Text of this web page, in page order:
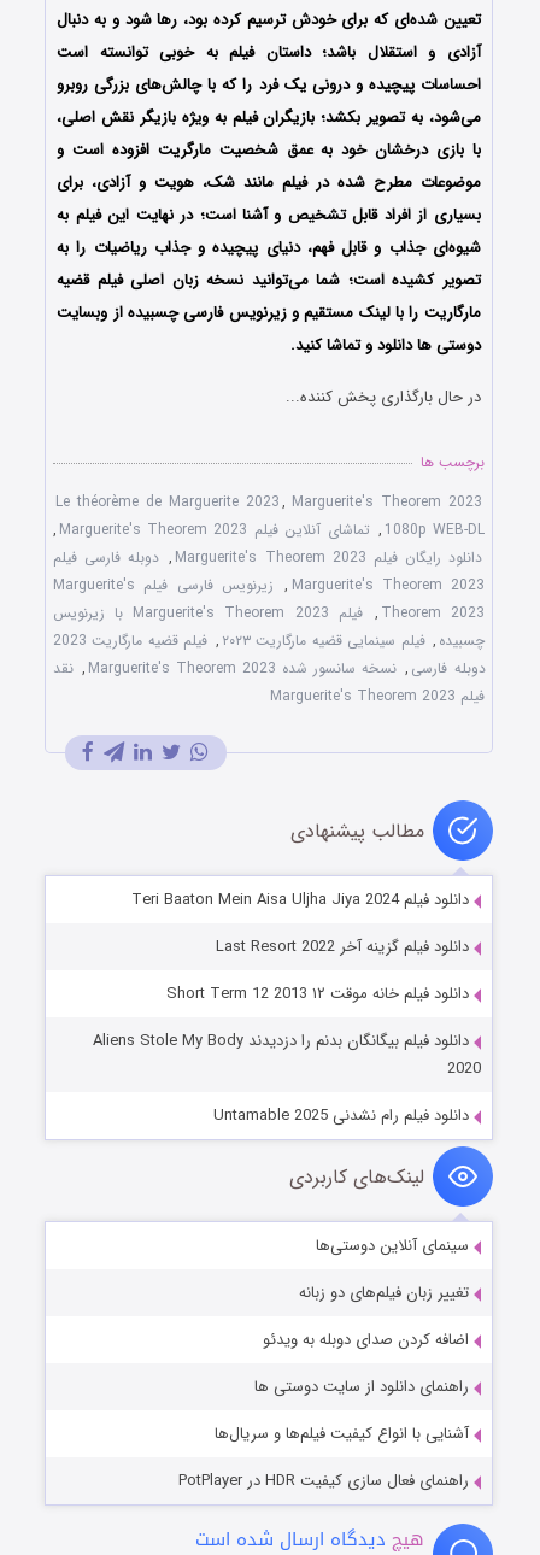
تعیین شده‌ای که برای خودش ترسیم کرده بود، رها شود و به دنبال
آزادی و استقلال باشد؛ داستان فیلم به خوبی توانسته است
احساسات پیچیده و درونی یک فرد را که با چالش‌های بزرگی روبرو
می‌شود، به تصویر بکشد؛ بازیگران فیلم به ویژه بازیگر نقش اصلی،
با بازی درخشان خود به عمق شخصیت مارگریت افزوده‌ است و
موضوعات مطرح شده در فیلم مانند شک، هویت و آزادی، برای
بسیاری از افراد قابل‌ تشخیص و آشنا است؛ در نهایت این فیلم به
شیوه‌ای جذاب و قابل فهم، دنیای پیچیده و جذاب ریاضیات را به
تصویر کشیده است؛ شما می‌توانید نسخه زبان اصلی فیلم قضیه
مارگاریت را با ‌لینک مستقیم و زیرنویس فارسی چسبیده از وبسایت
دوستی ها دانلود و تماشا کنید.
در حال بارگذاری پخش کننده...
برچسب ها
Le théorème de Marguerite 2023, Marguerite's Theorem 2023
1080p WEB-DL
, تماشای آنلاین فیلم Marguerite's Theorem 2023
,
دانلود رایگان فیلم Marguerite's Theorem 2023
, دوبله فارسی فیلم
Marguerite's Theorem 2023
,
زیرنویس فارسی فیلم Marguerite's
Theorem 2023
,
فیلم Marguerite's Theorem 2023 با زیرنویس
چسبیده , فیلم سینمایی قضیه مارگاریت ۲۰۲۳ ,
فیلم قضیه مارگاریت 2023
دوبله فارسی , نسخه سانسور شده Marguerite's Theorem 2023 , نقد
فیلم Marguerite's Theorem 2023
مطالب پیشنهادی
دانلود فیلم Teri Baaton Mein Aisa Uljha Jiya 2024
دانلود فیلم گزینه آخر Last Resort 2022
دانلود فیلم خانه موقت ۱۲ Short Term 12 2013
دانلود فیلم بیگانگان بدنم را دزدیدند Aliens Stole My Body
2020
دانلود فیلم رام نشدنی Untamable 2025
لینک‌های کاربردی
سینمای آنلاین دوستی‌ها
تغییر زبان فیلم‌های دو زبانه
اضافه کردن صدای دوبله به ویدئو
راهنمای دانلود از سایت دوستی ها
آشنایی با انواع کیفیت فیلم‌ها و سریال‌ها
راهنمای فعال سازی کیفیت HDR در PotPlayer
هیچ دیدگاه ارسال شده است